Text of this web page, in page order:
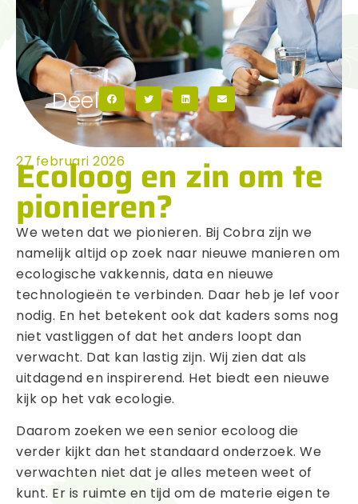
Deel
27 februari 2026
Ecoloog en zin om te
pionieren?
We weten dat we pionieren. Bij Cobra zijn we
namelijk altijd op zoek naar nieuwe manieren om
ecologische vakkennis, data en nieuwe
technologieën te verbinden. Daar heb je lef voor
nodig. En het betekent ook dat kaders soms nog
niet vastliggen of dat het anders loopt dan
verwacht. Dat kan lastig zijn. Wij zien dat als
uitdagend en inspirerend. Het biedt een nieuwe
kijk op het vak ecologie.
Daarom zoeken we een senior ecoloog die
verder kijkt dan het standaard onderzoek. We
verwachten niet dat je alles meteen weet of
kunt. Er is ruimte en tijd om de materie eigen te